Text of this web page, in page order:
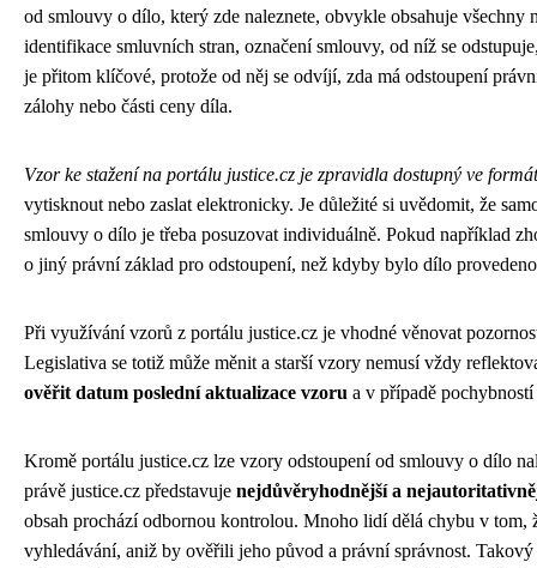
od smlouvy o dílo, který zde naleznete, obvykle obsahuje
identifikace smluvních stran, označení smlouvy, od níž se
je přitom klíčové, protože od něj se odvíjí, zda má odstoupení
zálohy nebo části ceny díla.
Vzor ke stažení na portálu justice.cz je zpravidla dostupný ve
vytisknout nebo zaslat elektronicky. Je důležité si uvědomit, že
smlouvy o dílo je třeba posuzovat individuálně. Pokud například
o jiný právní základ pro odstoupení, než kdyby bylo dílo
Při využívání vzorů z portálu justice.cz je vhodné věnovat
Legislativa se totiž může měnit a starší vzory nemusí vždy
ověřit datum poslední aktualizace vzoru a v případě
Kromě portálu justice.cz lze vzory odstoupení od smlouvy o dílo
právě justice.cz představuje nejdůvěryhodnější a
obsah prochází odbornou kontrolou. Mnoho lidí dělá chybu v tom,
vyhledávání, aniž by ověřili jeho původ a právní správnost.